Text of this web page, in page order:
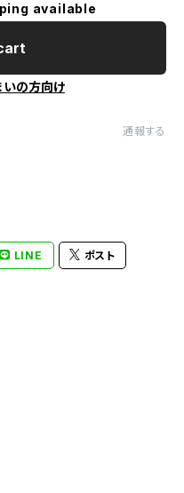
available
いの方向け
通報する
LINE ポスト